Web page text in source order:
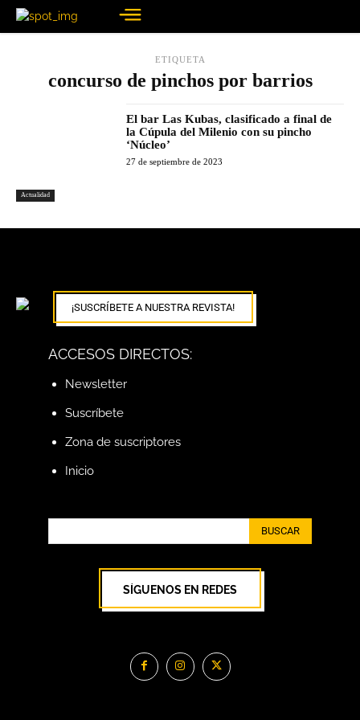
ETIQUETA
concurso de pinchos por barrios
Actualidad
El bar Las Kubas, clasificado a final de
la Cúpula del Milenio con su pincho
‘Núcleo’
27 de septiembre de 2023
¡SUSCRÍBETE A NUESTRA REVISTA!
ACCESOS DIRECTOS:
Newsletter
Suscríbete
Zona de suscriptores
Inicio
BUSCAR
SÍGUENOS EN REDES